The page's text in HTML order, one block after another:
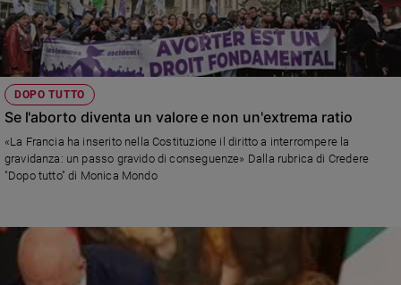
DOPO TUTTO
Se l'aborto diventa un valore e non un'extrema ratio
«La Francia ha inserito nella Costituzione il diritto a interrompere la
gravidanza: un passo gravido di conseguenze» Dalla rubrica di Credere
"Dopo tutto" di Monica Mondo